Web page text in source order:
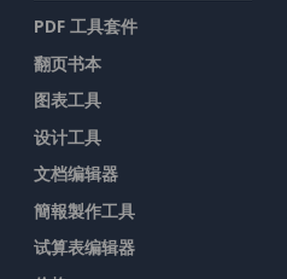
PDF 工具套件
翻页书本
图表工具
设计工具
文档编辑器
簡報製作工具
试算表编辑器